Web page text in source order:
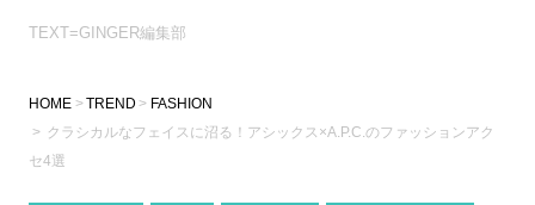
TEXT=GINGER編集部
HOME TREND
FASHION
クラシカルなフェイスに沼る！アシックス×A.P.C.のファッションアク
セ4選